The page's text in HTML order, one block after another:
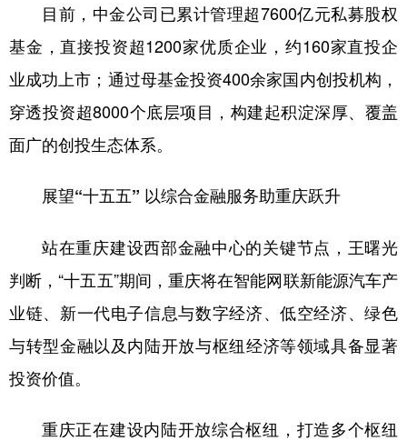
目前，中金公司已累计管理超7600亿元私募股权
基金，直接投资超1200家优质企业，约160家直投企
业成功上市；通过母基金投资400余家国内创投机构，
穿透投资超8000个底层项目，构建起积淀深厚、覆盖
面广的创投生态体系。
展望“十五五” 以综合金融服务助重庆跃升
站在重庆建设西部金融中心的关键节点，王曙光
判断，“十五五”期间，重庆将在智能网联新能源汽车产
业链、新一代电子信息与数字经济、低空经济、绿色
与转型金融以及内陆开放与枢纽经济等领域具备显著
投资价值。
重庆正在建设内陆开放综合枢纽，打造多个枢纽